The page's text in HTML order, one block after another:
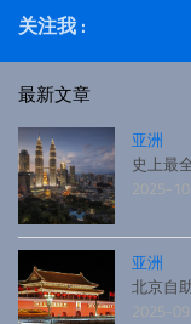
关注我 :
最新文章
亚洲
史上最
2025-
亚洲
北京自
2025-